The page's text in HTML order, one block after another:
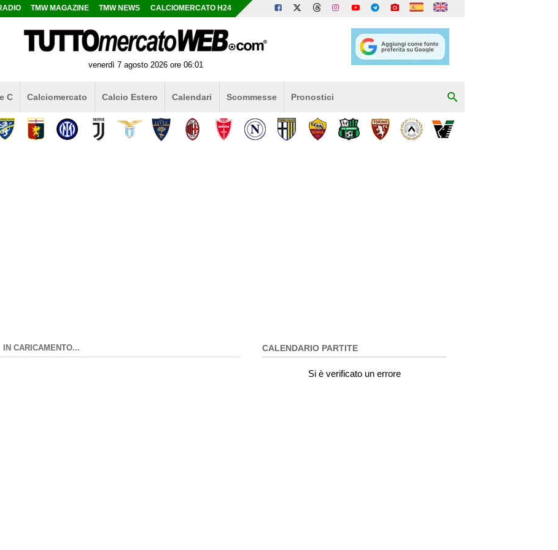
TMW MAGAZINE TMW NEWS CALCIOMERCATO H24
venerdì 7 agosto 2026 ore 06:01
C Calciomercato Calcio Estero Calendari Scommesse Pronostici
IN CARICAMENTO... CALENDARIO PARTITE
Si è verificato un errore